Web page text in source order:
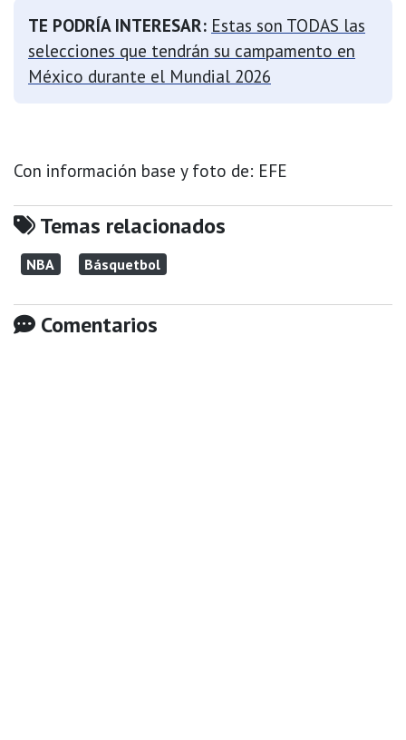
TE PODRÍA INTERESAR: Estas son TODAS las
selecciones que tendrán su campamento en
México durante el Mundial 2026
Con información base y foto de: EFE
Temas relacionados
NBA Básquetbol
Comentarios